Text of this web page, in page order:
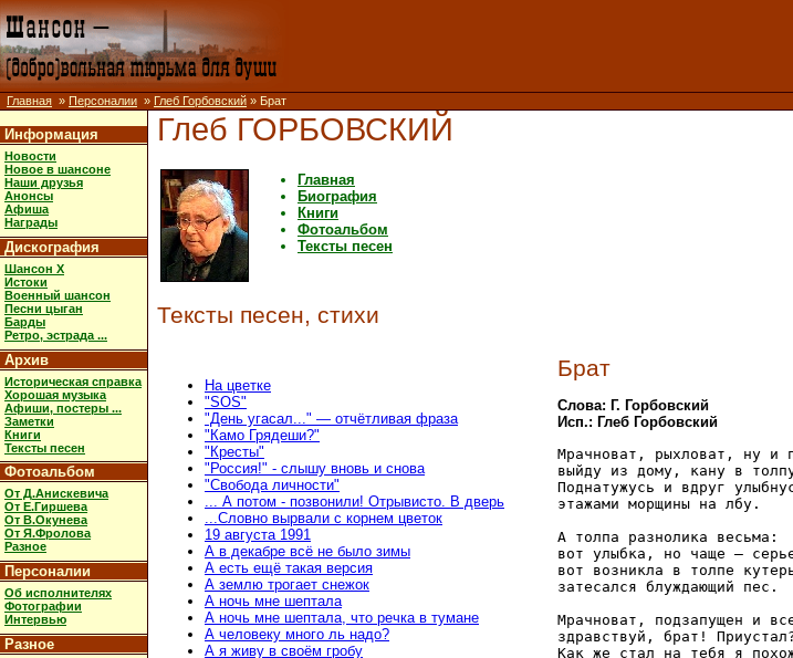
Главная » Персоналии » Глеб Горбовский » Брат
Информация
Новости
Новое в шансоне
Наши друзья
Анонсы
Афиша
Награды
Дискография
Шансон X
Истоки
Военный шансон
Песни цыган
Барды
Ретро, эстрада ...
Архив
Историческая справка
Хорошая музыка
Афиши, постеры ...
Заметки
Книги
Тексты песен
Фотоальбом
От Д.Анискевича
От Е.Гиршева
От В.Окунева
От Я.Фролова
Разное
Персоналии
Об исполнителях
Фотографии
Интервью
Разное
Глеб ГОРБОВСКИЙ
Главная
Биография
Книги
Фотоальбом
Тексты песен
Тексты песен, стихи
На цветке
"SOS"
"День угасал..." — отчётливая фраза
"Камо Грядеши?"
"Кресты"
"Россия!" - слышу вновь и снова
"Свобода личности"
... А потом - позвонили! Отрывисто. В дверь
...Словно вырвали с корнем цветок
19 августа 1991
А в декабре всё не было зимы
А есть ещё такая версия
А землю трогает снежок
А ночь мне шептала
А ночь мне шептала, что речка в тумане
А человеку много ль надо?
А я живу в своём гробу
Брат
Слова: Г. Горбовский
Исп.: Глеб Горбовский
Мрачноват, рыхловат, ну и
выйду из дому, кану в
Поднатужусь и вдруг
этажами морщины на лбу.
А толпа разнолика весьма:
вот улыбка, но чаще —
вот возникла в толпе
затесался блуждающий пес.
Мрачноват, подзапущен и
здравствуй, брат!
Как же стал на тебя я